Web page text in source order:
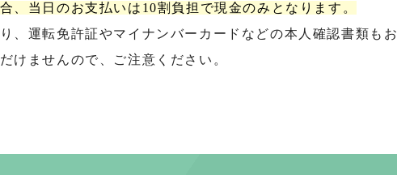
、当日のお支払いは10割負担で現金のみとなります。
、運転免許証やマイナンバーカードなどの本人確認書類も
けませんので、ご注意ください。